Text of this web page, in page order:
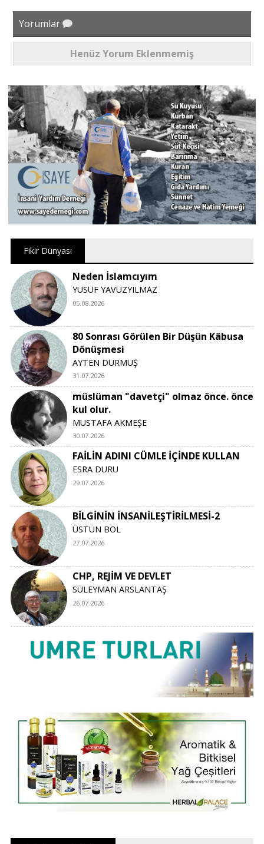
Yorumlar
Henüz Yorum Eklenmemiş
Fikir Dünyası
Neden İslamcıyım
YUSUF YAVUZYILMAZ
05.08.2026
80 Sonrası Görülen Bir Düşün Kâbusa
Dönüşmesi
AYTEN DURMUŞ
31.07.2026
müslüman "davetçi" olmaz önce. önce
kul olur.
MUSTAFA AKMEŞE
30.07.2026
FAİLİN ADINI CÜMLE İÇİNDE KULLAN
ESRA DURU
29.07.2026
BİLGİNİN İNSANİLEŞTİRİLMESİ-2
ÜSTÜN BOL
27.07.2026
CHP, REJİM VE DEVLET
SÜLEYMAN ARSLANTAŞ
26.07.2026